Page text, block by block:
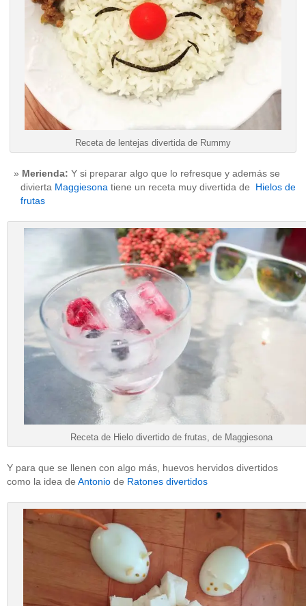
Receta de lentejas divertida de Rummy
Merienda: Y si preparar algo que lo refresque y además se
divierta Maggiesona tiene un receta muy divertida de Hielos de
frutas
Receta de Hielo divertido de frutas, de Maggiesona
Y para que se llenen con algo más, huevos hervidos divertidos
como la idea de Antonio de Ratones divertidos